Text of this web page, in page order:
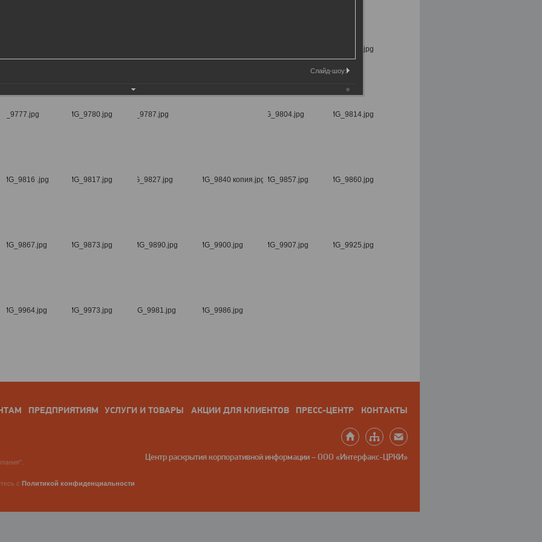
ПРЕДПРИЯТИЯМ УСЛУГИ И ТОВАРЫ АКЦИИ ДЛЯ КЛИЕНТОВ ПРЕСС-ЦЕНТР КОНТАКТЫ
Центр раскрытия корпоративной информации – ООО «Интерфакс-ЦРКИ»
с Политикой конфиденциальности
Слайд-шоу: